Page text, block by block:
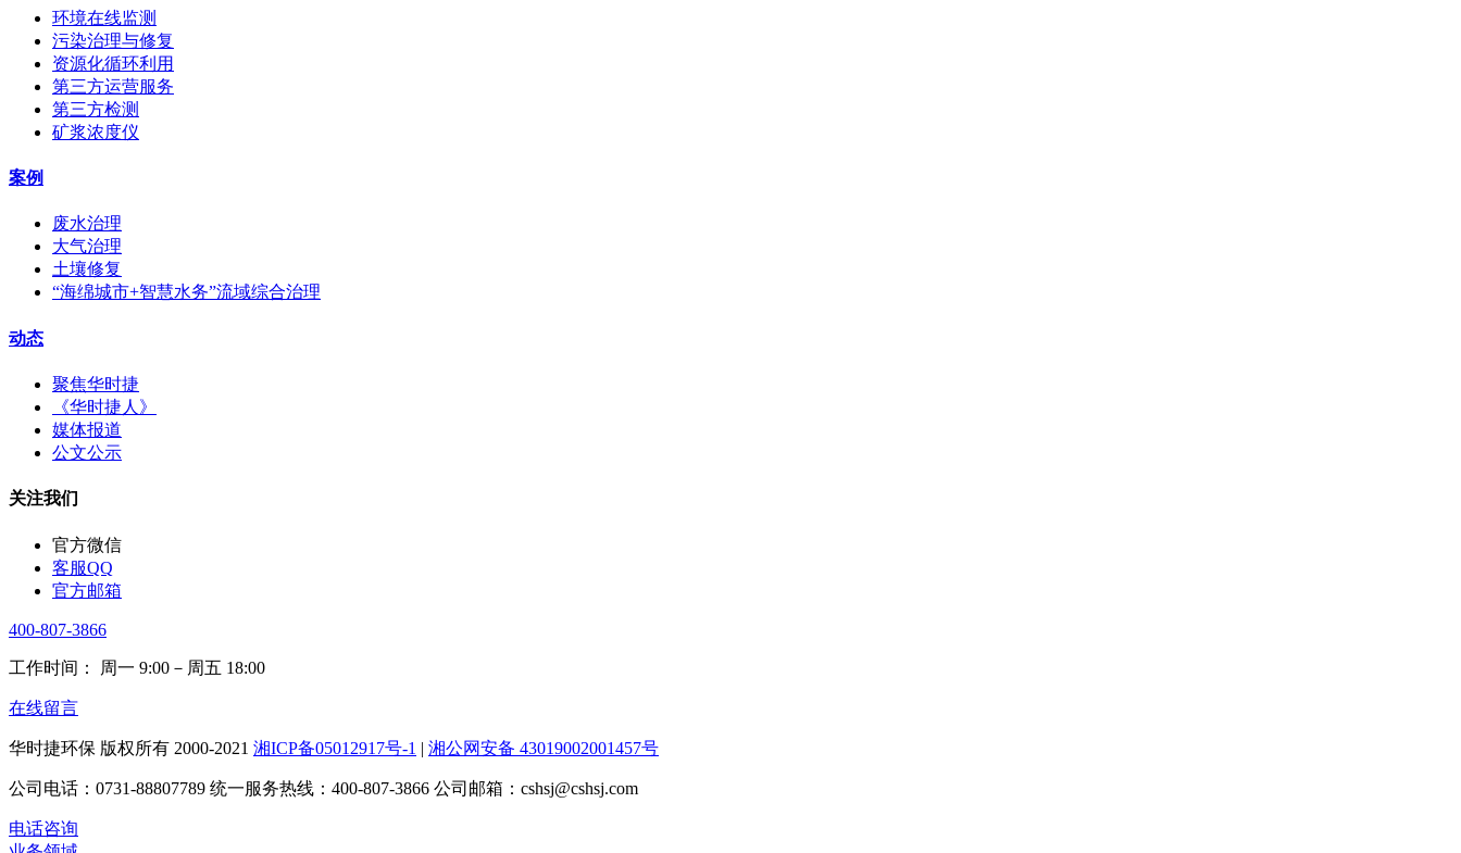
环境在线监测
污染治理与修复
资源化循环利用
第三方运营服务
第三方检测
矿浆浓度仪
案例
废水治理
大气治理
土壤修复
“海绵城市+智慧水务”流域综合治理
动态
聚焦华时捷
《华时捷人》
媒体报道
公文公示
关注我们
官方微信
客服QQ
官方邮箱
400-807-3866
工作时间： 周一 9:00－周五 18:00
在线留言
华时捷环保 版权所有 2000-2021 湘ICP备05012917号-1 | 湘公网安备 43019002001457号
公司电话：0731-88807789 统一服务热线：400-807-3866 公司邮箱：cshsj@cshsj.com
电话咨询